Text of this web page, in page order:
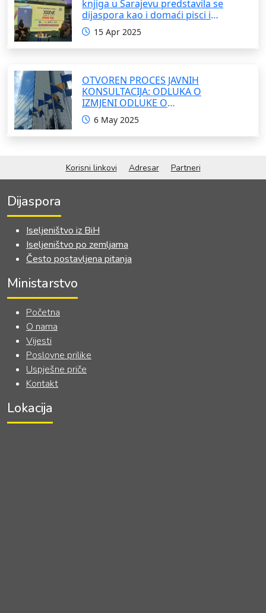
knjiga u Sarajevu predstavila se
dijaspora kao i domaći pisci i
umjetnici
15 Apr 2025
OTVOREN PROCES JAVNIH
KONSULTACIJA: ODLUKA O
IZMJENI ODLUKE O
FORMIRANJU INTERRESORNE
RADNE GRUPE ZA IZRADU
OKVIRNOG ZAKONA O
HERCEGOVINE
6 May 2025
Korisni linkovi Adresar Partneri
Dijaspora
Iseljeništvo iz BiH
Iseljeništvo po zemljama
Često postavljena pitanja
Ministarstvo
Početna
O nama
Vijesti
Poslovne prilike
Uspješne priče
Kontakt
Lokacija